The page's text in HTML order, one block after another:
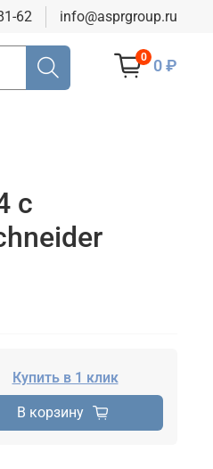
62 info@asprgroup.ru
0 0 ₽
с
Купить в 1 клик
В корзину